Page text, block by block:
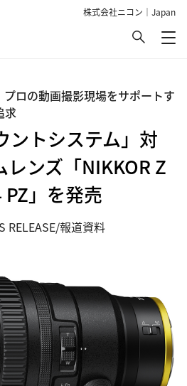
株式会社ニコン｜Japan
検索
メ
ントシステム」対
ンズ「NIKKOR Z
」を発売
ロの動画撮影現場をサポートす
求
RELEASE/報道資料